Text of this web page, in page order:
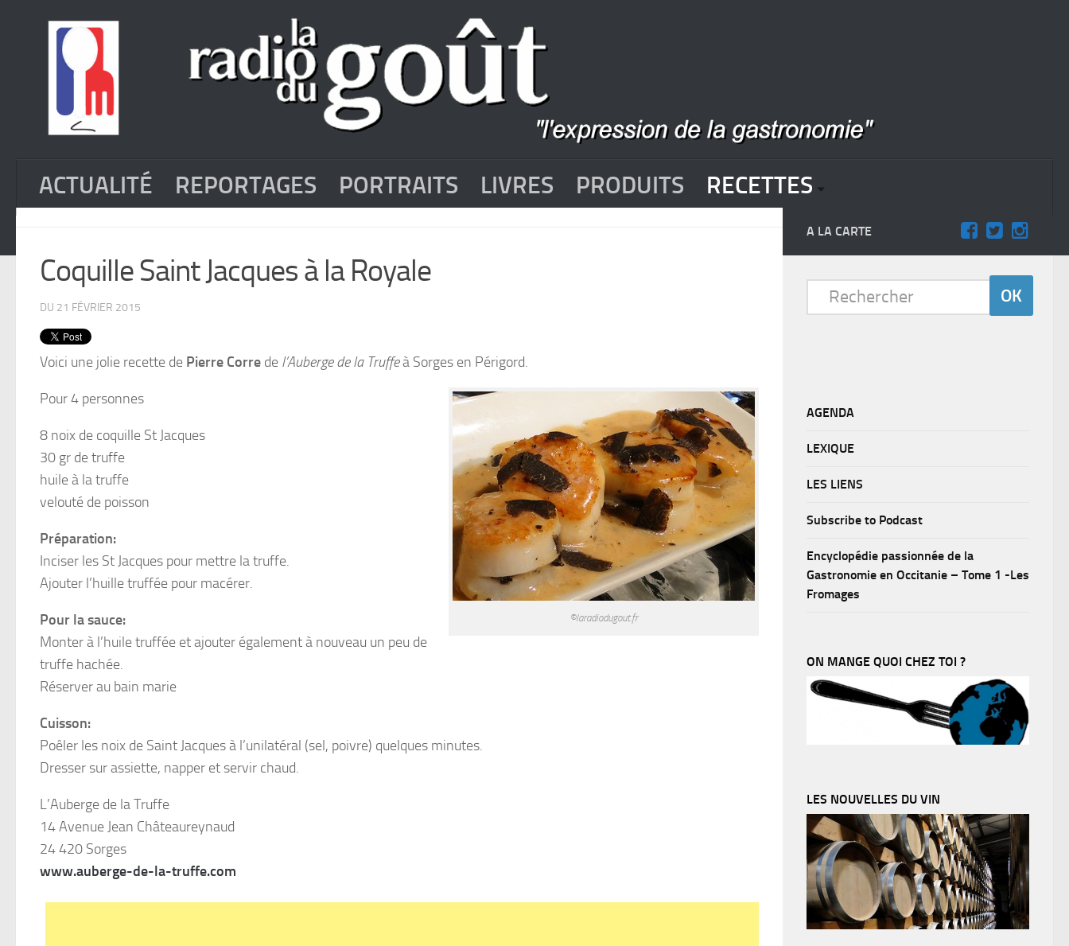
ACTUALITÉ REPORTAGES PORTRAITS LIVRES PRODUITS RECETTES
Coquille Saint Jacques à la Royale
DU 21 FÉVRIER 2015
Voici une jolie recette de Pierre Corre de l’Auberge de la Truffeà Sorges en Périgord.
©laradiodugout.fr
Pour 4 personnes
8 noix de coquille St Jacques
30 gr de truffe
huile à la truffe
velouté de poisson
Préparation:
Inciser les St Jacques pour mettre la truffe.
Ajouter l’huille truffée pour macérer.
Pour la sauce:
Monter à l’huile truffée et ajouter également à nouveau un peu de
truffe hachée.
Réserver au bain marie
Cuisson:
Poêler les noix de Saint Jacques à l’unilatéral (sel, poivre) quelques minutes.
Dresser sur assiette, napper et servir chaud.
L’Auberge de la Truffe
14 Avenue Jean Châteaureynaud
24 420 Sorges
www.auberge-de-la-truffe.com
A LA CARTE
AGENDA
LEXIQUE
LES LIENS
Subscribe to Podcast
Encyclopédie passionnée de la
Gastronomie en Occitanie – Tome 1 -Les
Fromages
ON MANGE QUOI CHEZ TOI ?
LES NOUVELLES DU VIN